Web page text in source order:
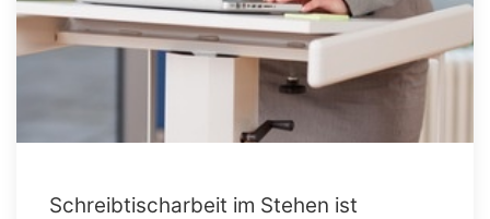
Schreibtischarbeit im Stehen ist